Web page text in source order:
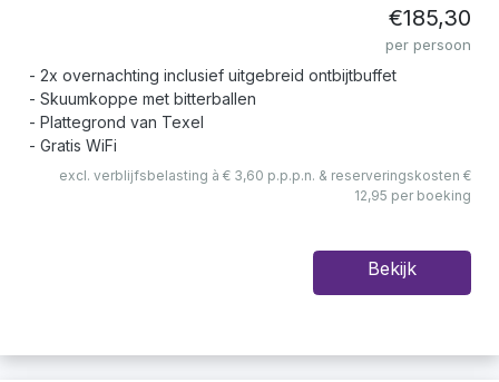
€185,30
per persoon
2x overnachting inclusief uitgebreid ontbijtbuffet
Skuumkoppe met bitterballen
Plattegrond van Texel
Gratis WiFi
excl. verblijfsbelasting à € 3,60 p.p.p.n. & reserveringskosten €
12,95 per boeking
Bekijk